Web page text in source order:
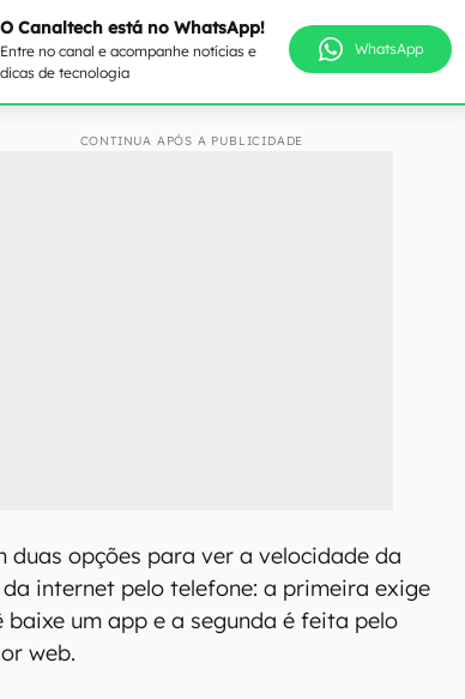
O Canaltech está no WhatsApp!
Entre no canal e acompanhe notícias e
dicas de tecnologia
WhatsApp
CONTINUA APÓS A PUBLICIDADE
duas opções para ver a velocidade da
internet pelo telefone: a primeira exige
baixe um app e a segunda é feita pelo
web.